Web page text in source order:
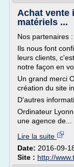
Achat vente
matériels ...
Nos partenaires :
Ils nous font
leurs clients,
notre façon en
Un grand merci
création du site
D'autres
Ordinateur
une agence de...
Lire la suite
Date: 2016-09-
Site : http://